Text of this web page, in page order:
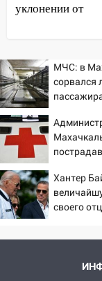
10:30 От
10:11
«Нефтяной
судить за
налогов
09:28
Дети
пешеходы.
08:30
уклонении от
МЧС: в
сорвался
человека
угрожает
Хантер
своего